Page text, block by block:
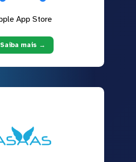
App Store
Saiba mais →